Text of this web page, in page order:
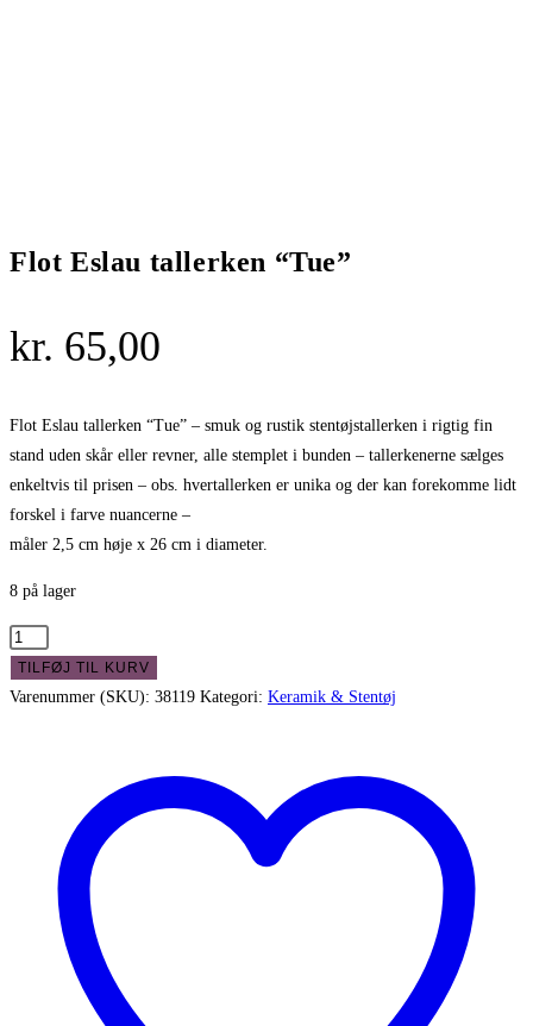
Flot Eslau tallerken “Tue”
kr. 65,00
Flot Eslau tallerken “Tue” – smuk og rustik stentøjstallerken i rigtig fin
stand uden skår eller revner, alle stemplet i bunden – tallerkenerne sælges
enkeltvis til prisen – obs. hvertallerken er unika og der kan forekomme lidt
forskel i farve nuancerne –
måler 2,5 cm høje x 26 cm i diameter.
8 på lager
Flot
Eslau
tallerken
TILFØJ TIL KURV
Varenummer (SKU): 38119 Kategori: Keramik & Stentøj